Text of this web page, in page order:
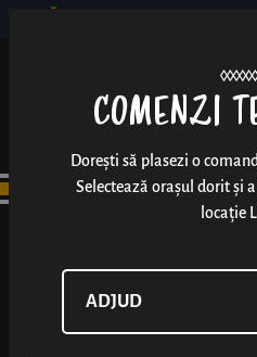
COMENZI
Dorești să plasezi o
Selectează orașul dorit și
locație